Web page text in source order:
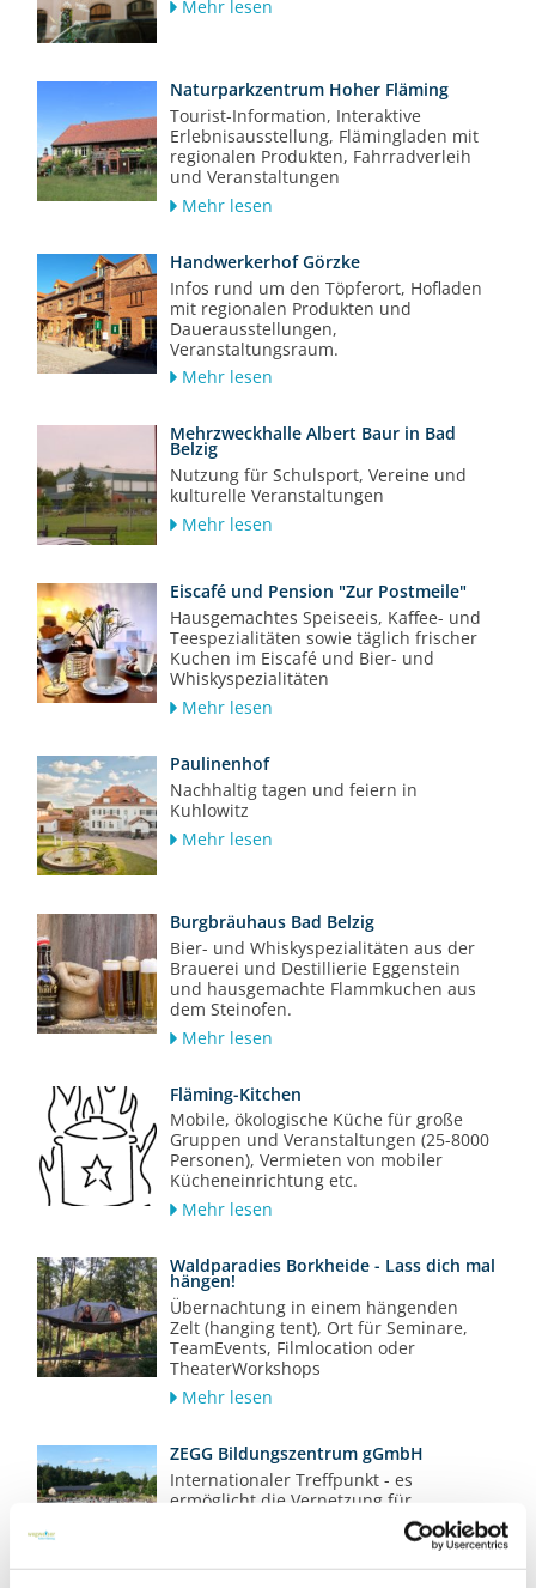
Mehr lesen
Naturparkzentrum Hoher Fläming
Tourist-Information, Interaktive
Erlebnisausstellung, Flämingladen mit
regionalen Produkten, Fahrradverleih
und Veranstaltungen
Mehr lesen
Handwerkerhof Görzke
Infos rund um den Töpferort, Hofladen
mit regionalen Produkten und
Dauerausstellungen,
Veranstaltungsraum.
Mehr lesen
Mehrzweckhalle Albert Baur in Bad
Belzig
Nutzung für Schulsport, Vereine und
kulturelle Veranstaltungen
Mehr lesen
Eiscafé und Pension "Zur Postmeile"
Hausgemachtes Speiseeis, Kaffee- und
Teespezialitäten sowie täglich frischer
Kuchen im Eiscafé und Bier- und
Whiskyspezialitäten
Mehr lesen
Paulinenhof
Nachhaltig tagen und feiern in
Kuhlowitz
Mehr lesen
Burgbräuhaus Bad Belzig
Bier- und Whiskyspezialitäten aus der
Brauerei und Destillierie Eggenstein
und hausgemachte Flammkuchen aus
dem Steinofen.
Mehr lesen
Fläming-Kitchen
Mobile, ökologische Küche für große
Gruppen und Veranstaltungen (25-8000
Personen), Vermieten von mobiler
Kücheneinrichtung etc.
Mehr lesen
Waldparadies Borkheide - Lass dich mal
hängen!
Übernachtung in einem hängenden
Zelt (hanging tent), Ort für Seminare,
TeamEvents, Filmlocation oder
TheaterWorkshops
Mehr lesen
ZEGG Bildungszentrum gGmbH
Internationaler Treffpunkt - es
ermöglicht die Vernetzung für
Mehr lesen